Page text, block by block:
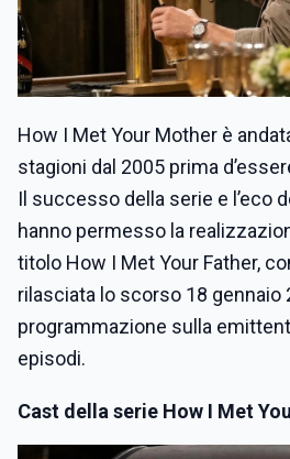
How I Met Your Mother è
stagioni dal 2005 prima
Il successo della serie e l’eco
hanno permesso la
titolo How I Met Your Father,
rilasciata lo scorso 18 gennaio
programmazione sulla
episodi.
Cast della serie How I Met